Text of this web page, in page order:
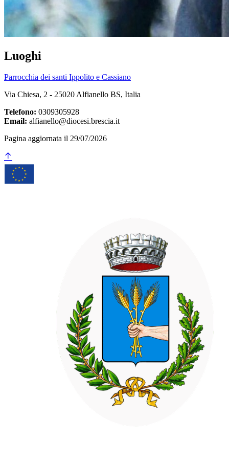
Luoghi
Parrocchia dei santi Ippolito e Cassiano
Via Chiesa, 2 - 25020 Alfianello BS, Italia
Telefono: 0309305928
Email: alfianello@diocesi.brescia.it
Pagina aggiornata il 29/07/2026